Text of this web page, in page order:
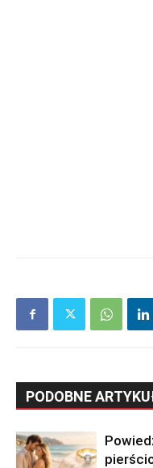
PODOBNE